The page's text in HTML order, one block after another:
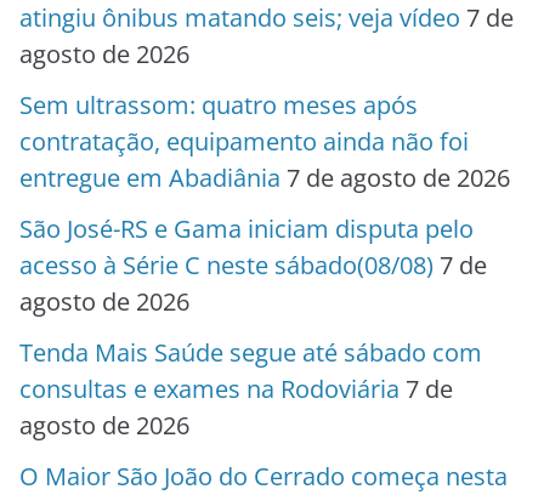
atingiu ônibus matando seis; veja vídeo 7 de
agosto de 2026
Sem ultrassom: quatro meses após
contratação, equipamento ainda não foi
entregue em Abadiânia 7 de agosto de 2026
São José-RS e Gama iniciam disputa pelo
acesso à Série C neste sábado(08/08) 7 de
agosto de 2026
Tenda Mais Saúde segue até sábado com
consultas e exames na Rodoviária 7 de
agosto de 2026
O Maior São João do Cerrado começa nesta